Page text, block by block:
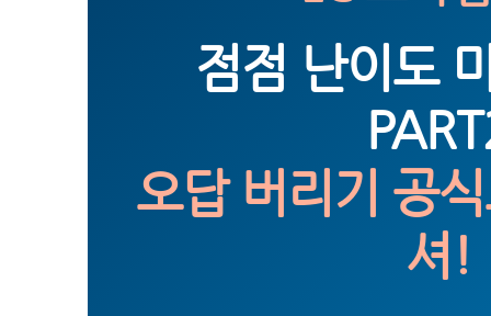
점점 난이도
오답 버리기 공
셔!